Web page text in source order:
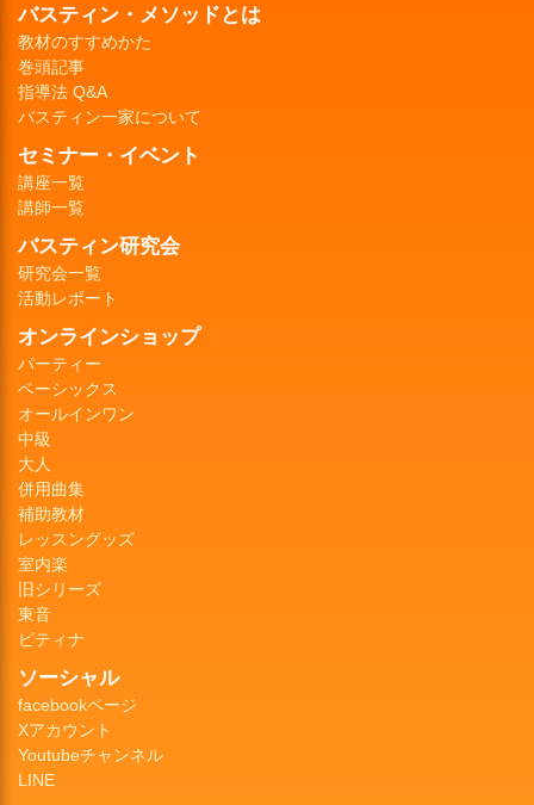
バスティン・メソッドとは
教材のすすめかた
巻頭記事
指導法 Q&A
バスティン一家について
セミナー・イベント
講座一覧
講師一覧
バスティン研究会
研究会一覧
活動レポート
オンラインショップ
パーティー
ベーシックス
オールインワン
中級
大人
併用曲集
補助教材
レッスングッズ
室内楽
旧シリーズ
東音
ピティナ
ソーシャル
facebookページ
Xアカウント
Youtubeチャンネル
LINE